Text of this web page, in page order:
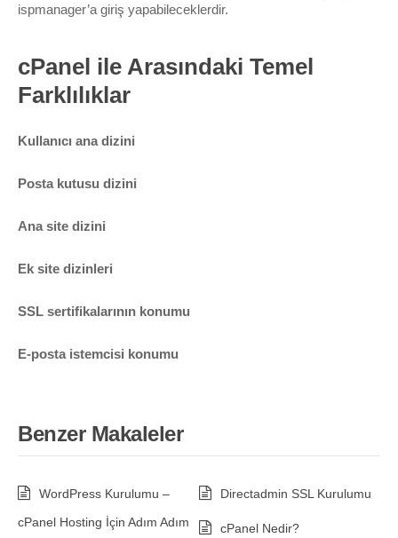
ispmanager’a giriş yapabileceklerdir.
cPanel ile Arasındaki Temel
Farklılıklar
Kullanıcı ana dizini
Posta kutusu dizini
Ana site dizini
Ek site dizinleri
SSL sertifikalarının konumu
E-posta istemcisi konumu
Benzer Makaleler
WordPress Kurulumu –
cPanel Hosting İçin Adım Adım
Directadmin SSL Kurulumu
cPanel Nedir?